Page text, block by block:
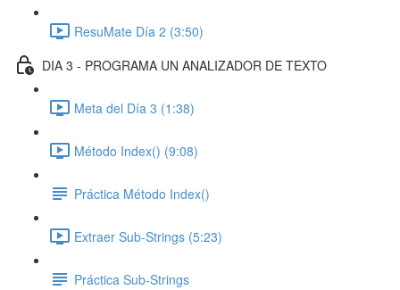
ResuMate Día 2 (3:50)
DIA 3 - PROGRAMA UN ANALIZADOR DE TEXTO
Meta del Día 3 (1:38)
Método Index() (9:08)
Práctica Método Index()
Extraer Sub-Strings (5:23)
Práctica Sub-Strings